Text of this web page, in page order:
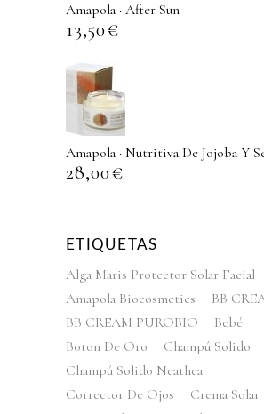
Amapola · After Sun
13,50€
Amapola · Nutritiva De Jojoba Y
28,00€
ETIQUETAS
Alga Maris Protector Solar Facial
Amapola Biocosmetics
BB
BB CREAM PUROBIO
Bebé
Boton De Oro
Champú Solido
Champú Solido Neathea
Corrector De Ojos
Crema Solar